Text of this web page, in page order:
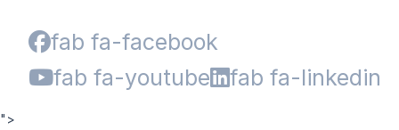
fab fa-facebook
fab fa-youtube
fab fa-linkedin
">